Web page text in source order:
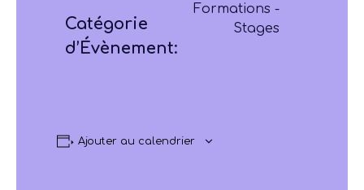
Catégorie
d’Évènement:
Formations -
Stages
Ajouter au calendrier